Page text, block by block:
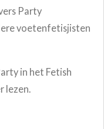
Party
voetenfetisjisten
in het Fetish
lezen.